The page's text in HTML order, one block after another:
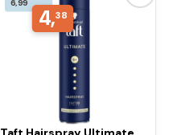
4,38